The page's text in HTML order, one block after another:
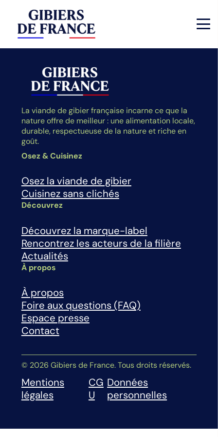
La viande de gibier française incarne ce que la
nature offre de meilleur : une alimentation locale,
durable, respectueuse de la nature et riche en
goût.
Osez & Cuisinez
Osez la viande de gibier
Cuisinez sans clichés
Découvrez
Découvrez la marque-label
Rencontrez les acteurs de la filière
Actualités
À propos
À propos
Foire aux questions (FAQ)
Espace presse
Contact
© 2026 Gibiers de France. Tous droits réservés.
Mentions
légales
CG
U
Données
personnelles